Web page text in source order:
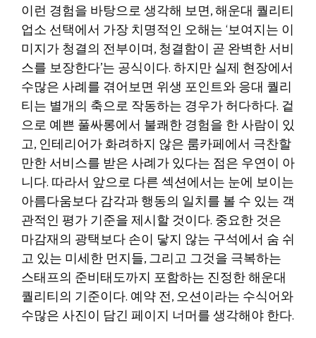
이런 경험을 바탕으로 생각해 보면, 해운대 퀄리티
업소 선택에서 가장 치명적인 오해는 ‘보여지는 이
미지가 청결의 전부이며, 청결함이 곧 완벽한 서비
스를 보장한다’는 공식이다. 하지만 실제 현장에서
수많은 사례를 겪어보면 위생 포인트와 응대 퀄리
티는 별개의 축으로 작동하는 경우가 허다하다. 겉
으로 예쁜 풀싸롱에서 불쾌한 경험을 한 사람이 있
고, 인테리어가 화려하지 않은 룸카페에서 극찬할
만한 서비스를 받은 사례가 있다는 점은 우연이 아
니다. 따라서 앞으로 다른 섹션에서는 눈에 보이는
아름다움보다 감각과 행동의 일치를 볼 수 있는 객
관적인 평가 기준을 제시할 것이다. 중요한 것은
마감재의 광택보다 손이 닿지 않는 구석에서 숨 쉬
고 있는 미세한 먼지들, 그리고 그것을 극복하는
스태프의 준비태도까지 포함하는 진정한 해운대
퀄리티의 기준이다. 예약 전, 오션이라는 수식어와
수많은 사진이 담긴 페이지 너머를 생각해야 한다.